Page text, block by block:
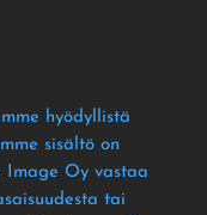
hyödyllistä
sisältö on
Image Oy vastaa
tai